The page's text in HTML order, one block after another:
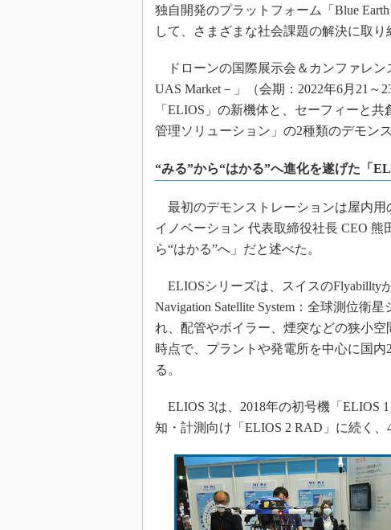
独自開発のプラットフォーム「Blue
して、さまざまな社会課題の解決に取り
ドローンの国際展示会＆カンファレン
UAS Market－」（会期：2022年6月21
「ELIOS」の新機体と、セーフィーと
管理ソリューション」の2種類のデモン
“みる”から“はかる”へ進化を遂げた「
最初のデモンストレーションは屋内用
イノベーション 代表取締役社長 CEO
ら“はかる”へ」だと述べた。
ELIOSシリーズは、スイスのFlyabillty
Navigation Satellite System：全球測位衛
れ、配管やボイラー、煙突などの狭小
時点で、プラントや発電所を中心に国
る。
ELIOS 3は、2018年の初号機「ELIOS
知・計測向け「ELIOS 2 RAD」に続く、